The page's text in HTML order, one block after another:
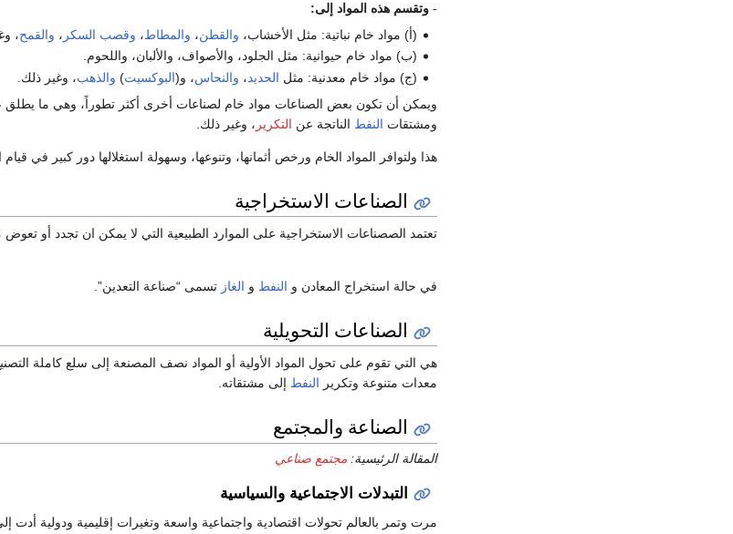
- وتقسم هذه المواد إلى:
(أ) مواد خام نباتية: مثل الأخشاب، والقطن، والمطاط، وقصب السكر ، والقمح،
(ب) مواد خام حيوانية: مثل الجلود، والأصواف، والألبان، واللحوم.
(ج) مواد خام معدنية: مثل الحديد، والنحاس، و(البوكسيت) والذهب، وغير ذلك.
ويمكن أن تكون بعض الصناعات مواد خام لصناعات أخرى أكثر تطوراً، وهي ما يطلق
ومشتقات النفط الناتجة عن التكرير ، وغير ذلك.
هذا ولتوافر المواد الخام ورخص أثمانها، وتنوعها، وسهولة استغلالها دور كبير في قيام
الصناعات الاستخراجية
تعتمد الصصناعات الاستخراجية على الموارد الطبيعية التي لا يمكن ان تجدد أو
في حالة استخراج المعادن و النفط و الغاز تسمى “صناعة التعدين”.
الصناعات التحويلية
هي التي تقوم على تحول المواد الأولية أو المواد نصف المصنعة إلى سلع كاملة
معدات متنوعة وتكرير النفط إلى مشتقاته.
الصناعة والمجتمع
المقالة الرئيسية: مجتمع صناعي
التبدلات الاجتماعية والسياسية
مرت وتمر بالعالم تحولات اقتصادية واجتماعية واسعة وتغيرات إقليمية ودولية أدت